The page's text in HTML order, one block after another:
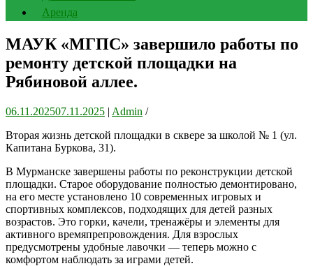
Аренда
МАУК «МГПС» завершило работы по
ремонту детской площадки на
Рябиновой аллее.
06.11.202507.11.2025 | Admin /
Вторая жизнь детской площадки в сквере за школой № 1 (ул.
Капитана Буркова, 31).
В Мурманске завершены работы по реконструкции детской
площадки. Старое оборудование полностью демонтировано,
на его месте установлено 10 современных игровых и
спортивных комплексов, подходящих для детей разных
возрастов. Это горки, качели, тренажёры и элементы для
активного времяпрепровождения. Для взрослых
предусмотрены удобные лавочки — теперь можно с
комфортом наблюдать за играми детей.